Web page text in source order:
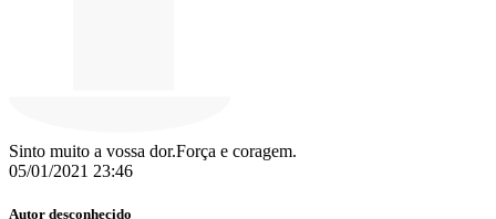
Sinto muito a vossa dor.Força e coragem.
05/01/2021 23:46
Autor desconhecido